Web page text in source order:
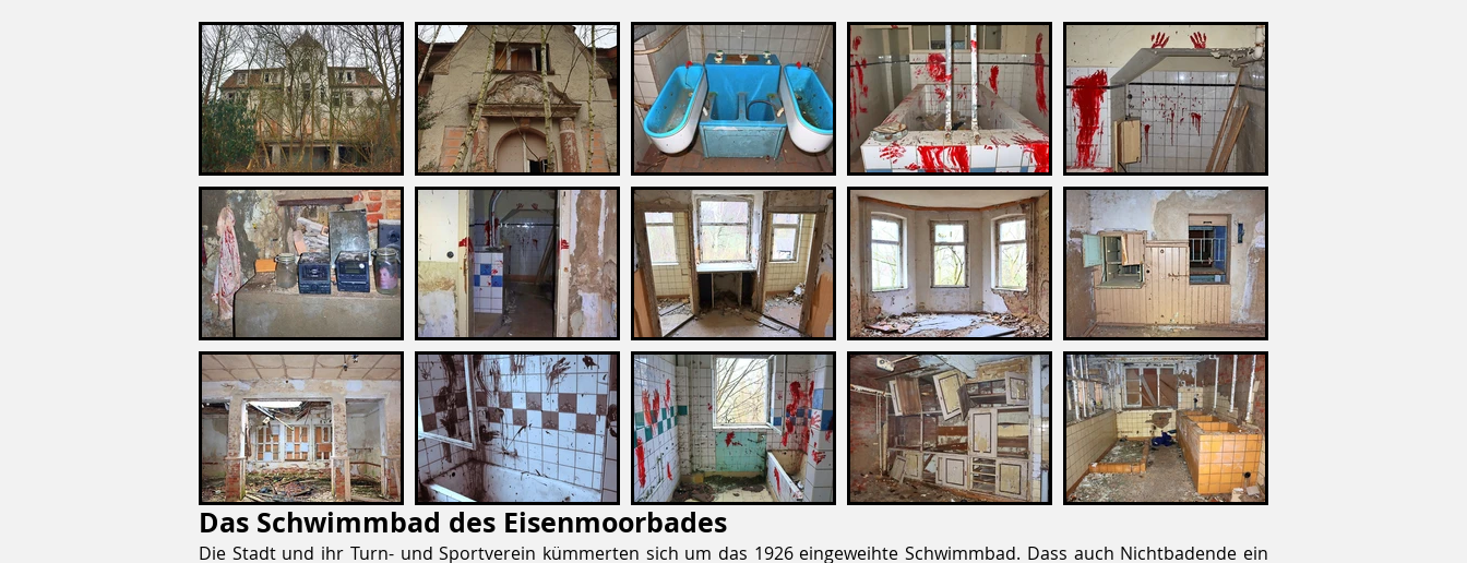
Das Schwimmbad des Eisenmoorbades
Die Stadt und ihr Turn- und Sportverein kümmerten sich um das 1926 eingeweihte Schwimmbad. Dass auch Nichtbadende ein